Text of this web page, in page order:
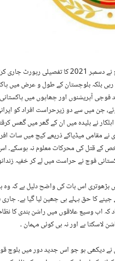
بلوچ نیشنل موومنٹ کے مرکزی انفارمیشن سیکریٹری دل مراد بلوچ
بلکہ بلوچستان کے طول و عرض میں
زندانوں میں منتقل کردیئے۔ 12فرادقتل ہوئے، جن میں سے دو زیرحراست
نے بلیدہ میں ان کے گھر میں گھس
مقامی میڈیاکے ذریعے کیچ میں سات
کے قتل کی محرکات معلوم نہ ہوسکے۔
بڑھوتری اس بات کی واضح دلیل ہے کہ
کا حق پہلے ہی چھین لیا گیا ہے۔
اب وسیع علاقوں میں راشن بندی کا نظام
لاسکتا ہے اور نہ ہی کوئی مہمان ۔
نے دیکھی ہو جو اس جدید دور میں بلوچ